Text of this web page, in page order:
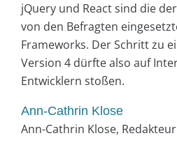
jQuery und React sind die
von den Befragten
Frameworks. Der Schritt zu
Version 4 dürfte also auf
Entwicklern stoßen.
Ann-Cathrin Klose
Ann-Cathrin Klose,